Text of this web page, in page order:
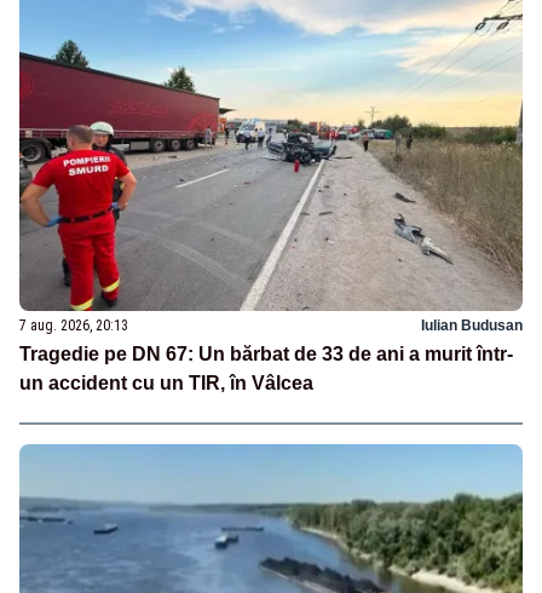
7 aug. 2026, 20:13 Iulian Budusan
Tragedie pe DN 67: Un bărbat de 33 de ani a murit într-
un accident cu un TIR, în Vâlcea